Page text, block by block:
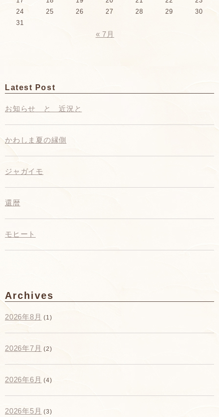
24
25 26 27 28 29
30
31
« 7月
Latest Post
お知らせ と 近況と
かわしま夏の縁側
ジャガイモ
還暦
モヒート
Archives
2026年8月 (1)
2026年7月 (2)
2026年6月 (4)
2026年5月 (3)